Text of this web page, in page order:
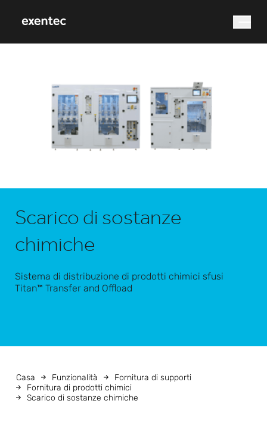
Ricerca
Scarico di sostanze
chimiche
Sistema di distribuzione di prodotti chimici sfusi
Titan™ Transfer and Offload
Casa Funzionalità
Fornitura di supporti
Fornitura di prodotti chimici
Scarico di sostanze chimiche